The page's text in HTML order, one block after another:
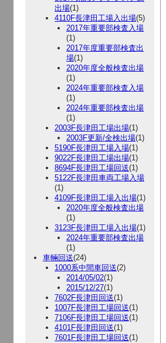
出場(1)
4110F長津田工場入出場(5)
2017年重要部検査入場
(1)
2017年度重要部検査出
場(1)
2020年度全般検査出場
(1)
2024年重要部検査入場
(1)
2024年重要部検査出場
(1)
2003F長津田工場出場(1)
2003F更新/全検出場(1)
5190F長津田工場入場(1)
9022F長津田工場出場(1)
8694F長津田工場回送(1)
5122F長津田車両工場入場
(1)
4109F長津田工場入出場(1)
2020年度全般検査出場
(1)
3123F長津田工場入出場(1)
2024年重要部検査出場
(1)
車輛回送(24)
1000系中間車回送(2)
2014/05/02(1)
2015/12/27(1)
7602F長津田回送(1)
1007F長津田工場回送(1)
7106F長津田工場回送(1)
4101F長津田回送(1)
7601F長津田工場回送(1)